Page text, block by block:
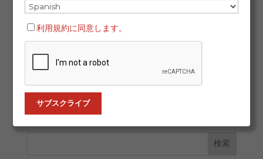
フラメンコ舞踊は単なる踊りではありません。それは魂
喜びから、そしてアンダルシアの大地とその深いコント
り、世界の舞台を魅了するまでに至った生きた表現の物
語です。今日では、ALL FLAMENCOのようなプラット
フォームで、その多彩な表現が世界中に発信されていま
す。 1. フラメンコ舞踊の深いルーツ...
検索
利用規約に同意します。